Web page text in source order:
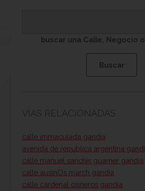
buscar una Calle, Negocio o
VÍAS RELACIONADAS
calle immaculada gandia
avenida de republica argentina
calle manuel sanchis guarner gandia
calle ausinOs march gandia
calle cardenal cisneros gandia